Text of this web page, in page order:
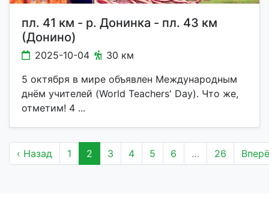
пл. 41 км - р. Донинка - пл. 43 км
(Донино)
2025-10-04
30 км
5 октября в мире объявлен Международным
днём учителей (World Teachers' Day). Что же,
отметим! 4 ...
‹ Назад 1 2 3 4 5 6 … 26